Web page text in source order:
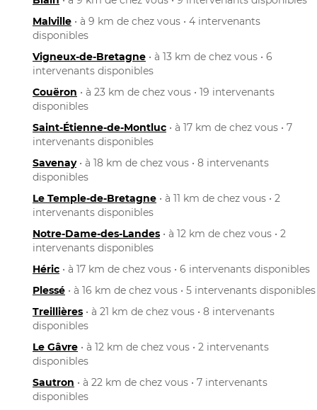
Malville • à 9 km de chez vous • 4 intervenants
disponibles
Vigneux-de-Bretagne • à 13 km de chez vous • 6
intervenants disponibles
Couëron • à 23 km de chez vous • 19 intervenants
disponibles
Saint-Étienne-de-Montluc • à 17 km de chez vous • 7
intervenants disponibles
Savenay• à 18 km de chez vous • 8 intervenants
disponibles
Le Temple-de-Bretagne • à 11 km de chez vous • 2
intervenants disponibles
Notre-Dame-des-Landes • à 12 km de chez vous • 2
intervenants disponibles
Héric • à 17 km de chez vous • 6 intervenants disponibles
Plessé • à 16 km de chez vous • 5 intervenants disponibles
Treillières • à 21 km de chez vous • 8 intervenants
disponibles
Le Gâvre • à 12 km de chez vous • 2 intervenants
disponibles
Sautron • à 22 km de chez vous • 7 intervenants
disponibles